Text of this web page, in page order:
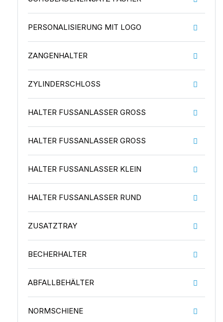
PERSONALISIERUNG MIT LOGO
ZANGENHALTER
ZYLINDERSCHLOSS
HALTER FUSSANLASSER GROSS
HALTER FUSSANLASSER GROSS
HALTER FUSSANLASSER KLEIN
HALTER FUSSANLASSER RUND
ZUSATZTRAY
BECHERHALTER
ABFALLBEHÄLTER
NORMSCHIENE